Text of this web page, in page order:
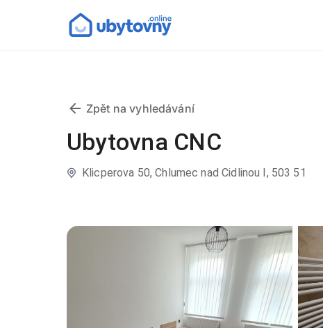
Zpět na vyhledávání
Ubytovna CNC
Klicperova 50, Chlumec nad Cidlinou I, 503 51